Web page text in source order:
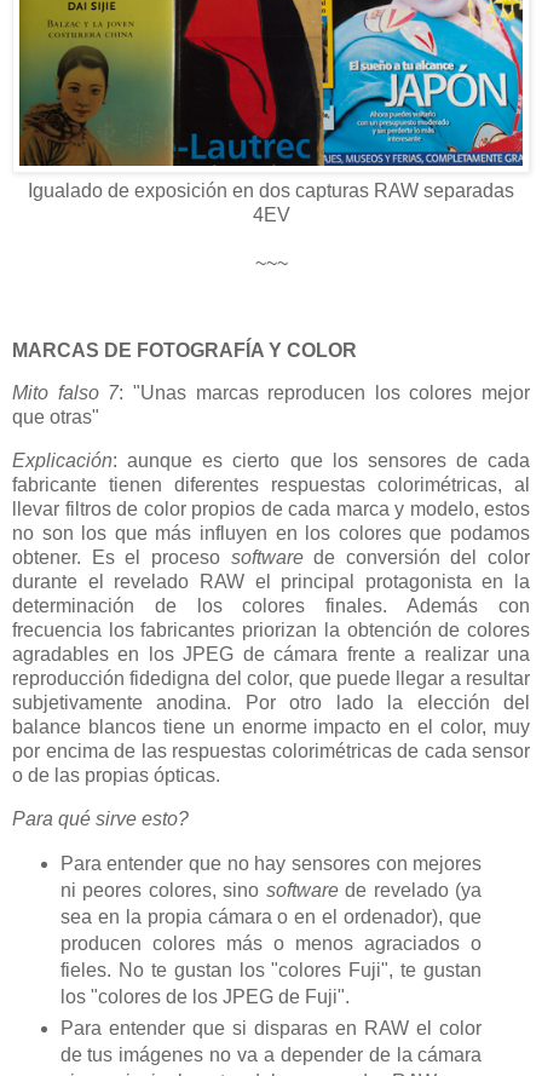
Igualado de exposición en dos capturas RAW separadas
4EV
~~~
MARCAS DE FOTOGRAFÍA Y COLOR
Mito falso 7: "Unas marcas reproducen los colores mejor
que otras"
Explicación: aunque es cierto que los sensores de cada
fabricante tienen diferentes respuestas colorimétricas, al
llevar filtros de color propios de cada marca y modelo, estos
no son los que más influyen en los colores que podamos
obtener. Es el proceso softwarede conversión del color
durante el revelado RAW el principal protagonista en la
determinación de los colores finales. Además con
frecuencia los fabricantes priorizan la obtención de colores
agradables en los JPEG de cámara frente a realizar una
reproducción fidedigna del color, que puede llegar a resultar
subjetivamente anodina. Por otro lado la elección del
balance blancos tiene un enorme impacto en el color, muy
por encima de las respuestas colorimétricas de cada sensor
o de las propias ópticas.
Para qué sirve esto?
Para entender que no hay sensores con mejores
ni peores colores, sino softwarede revelado (ya
sea en la propia cámara o en el ordenador), que
producen colores más o menos agraciados o
fieles. No te gustan los "colores Fuji", te gustan
los "colores de los JPEG de Fuji".
Para entender que si disparas en RAW el color
de tus imágenes no va a depender de la cámara